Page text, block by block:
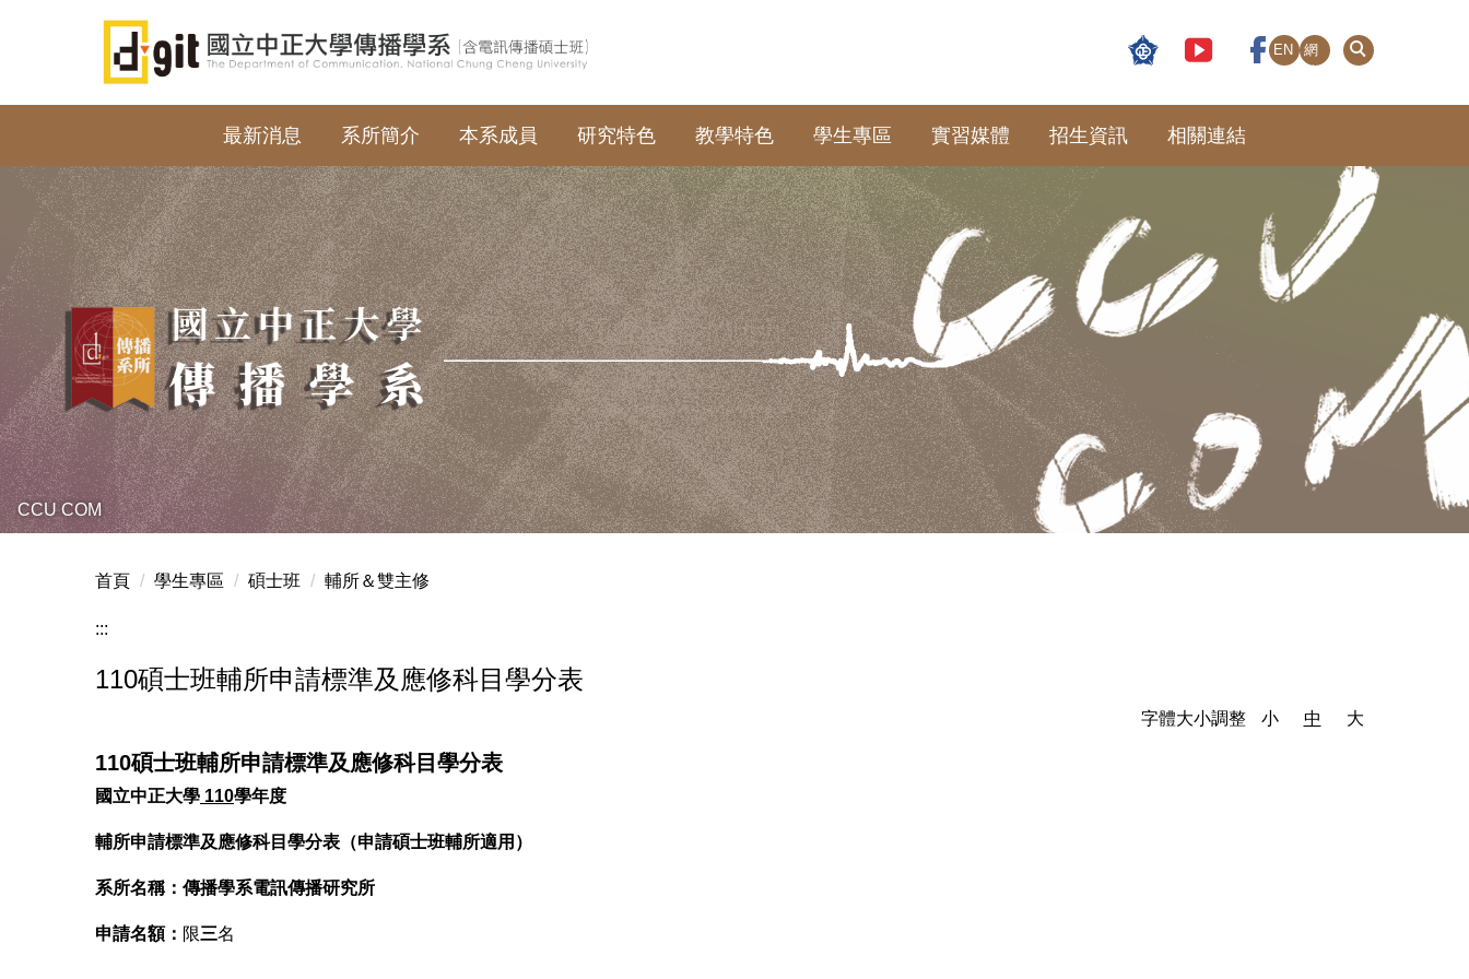
區
EN
網
最新消息 系所簡介 本系成員 研究特色 教學特色 學生專區 實習媒體 招生資訊 相關連結
CCU COM
首頁 學生專區 碩士班 輔所＆雙主修
:::
110碩士班輔所申請標準及應修科目學分表
字體大小調整 小 中 大
110碩士班輔所申請標準及應修科目學分表
國立中正大學 110學年度
輔所申請標準及應修科目學分表（申請碩士班輔所適用）
系所名稱：傳播學系電訊傳播研究所
申請名額： 限三名